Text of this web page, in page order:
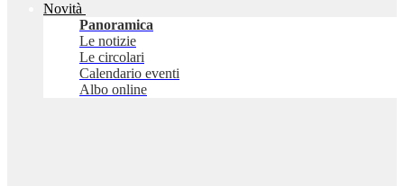
Novità
Panoramica
Le notizie
Le circolari
Calendario eventi
Albo online